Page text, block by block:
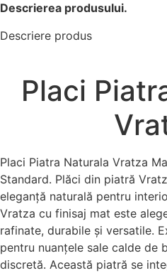
Descrierea produsului.
Descriere produs
Placi
Placi Piatra Naturala Vratza
Standard. Plăci din piatră
eleganță naturală pentru
Vratza cu finisaj mat este
rafinate, durabile și versatile.
pentru nuanțele sale calde de
discretă. Această piatră se